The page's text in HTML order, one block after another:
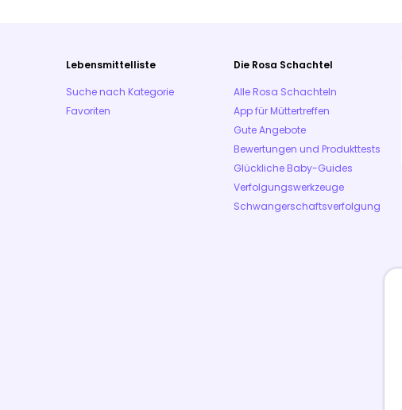
Lebensmittelliste
Suche nach Kategorie
Favoriten
Die Rosa Schachtel
Alle Rosa Schachteln
App für Müttertreffen
Gute Angebote
Bewertungen und Produkttests
Glückliche Baby-Guides
Verfolgungswerkzeuge
Schwangerschaftsverfolgung